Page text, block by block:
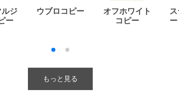
ジ
ー
ウブロコピー
オフホワイト
コピー
もっと見る